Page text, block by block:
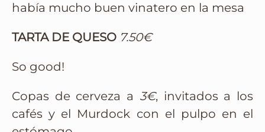
había mucho buen vinatero en la mesa
TARTA DE QUESO 7.50€
So good!
Copas de cerveza a 3€, invitados a los
cafés y el Murdock con el pulpo en el